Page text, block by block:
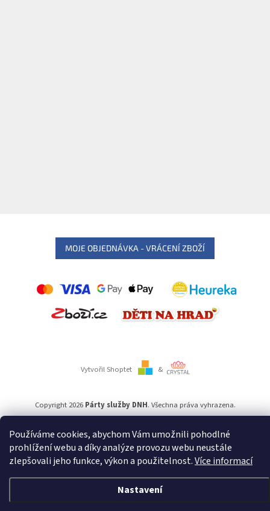
Používáme cookies, abychom Vám umožnili pohodlné
prohlížení webu a díky analýze provozu webu neustále
zlepšovali jeho funkce, výkon a použitelnost.Více informací
Nastavení
MOJE OBJEDNÁVKA - VRÁCENÍ ZBOŽÍ
Vytvořil Shoptet &
Copyright 2026 Párty služby DNH. Všechna práva vyhrazena.
Používámeověření věku Adulto